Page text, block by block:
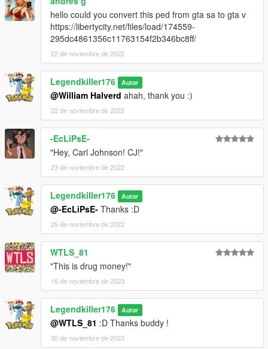
3D model : by Rockstar North
upscale by Stahl
Converted and rigged for GTA 5 : Me
hello could you convert this ped from gta sa to gta v
https://libertycity.net/files/load/174559-
295dc4861356c11763154f2b346bc8ff/
22 de noviembre de 2022
Legendkiller176 Autor
@William Halverd ahah, thank you :)
22 de noviembre de 2022
-EcLiPsE-
"Hey, Carl Johnson! CJ!"
23 de noviembre de 2022
Legendkiller176 Autor
@-EcLiPsE- Thanks :D
25 de noviembre de 2022
WTLS_81
"This is drug money!"
16 de noviembre de 2023
Legendkiller176 Autor
@WTLS_81 :D Thanks buddy !
30 de noviembre de 2023